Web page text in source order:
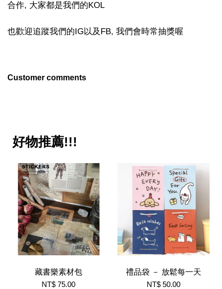
合作, 大家都是我們的KOL
也歡迎追蹤我們的IG以及FB, 我們會時常抽獎喔
Customer comments
好物推薦!!!
藏書樂素材包
NT$ 75.00
禮品袋 － 放鬆每一天
NT$ 50.00